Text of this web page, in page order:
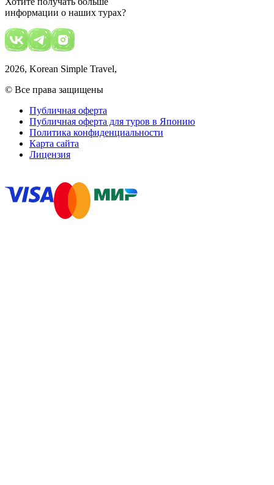
информации о наших турах?
2026, Korean Simple Travel,
© Все права защищены
Публичная оферта
Публичная оферта для туров в Японию
Политика конфиденциальности
Карта сайта
Лицензия